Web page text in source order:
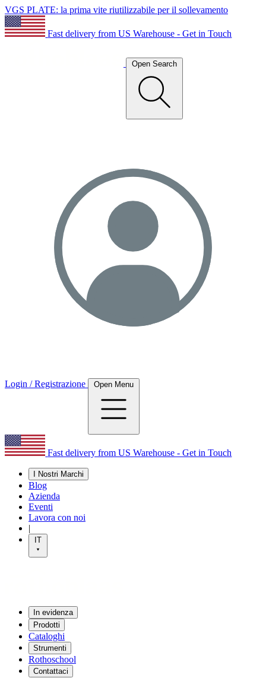
VGS PLATE: la prima vite riutilizzabile per il sollevamento
Fast delivery from US Warehouse - Get in Touch
Open Search
Login / Registrazione Open Menu
Fast delivery from US Warehouse - Get in Touch
I Nostri Marchi
Blog
Azienda
Eventi
Lavora con noi
|
IT
In evidenza
Prodotti
Cataloghi
Strumenti
Rothoschool
Contattaci